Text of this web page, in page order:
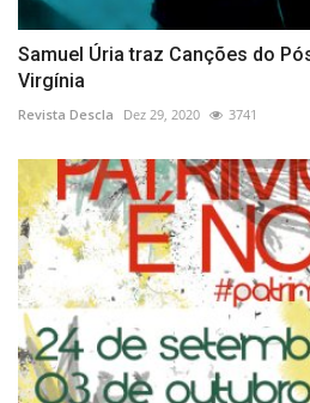
Samuel Úria traz Canções do
Virgínia
Revista Descla Dez 29, 2020 3741